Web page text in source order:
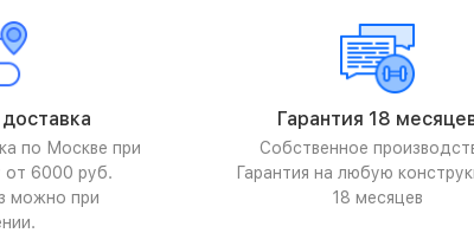
по Москве при
от 6000 руб.
можно при
Гарантия 18
Собственное
Гарантия на любую
18 месяцев